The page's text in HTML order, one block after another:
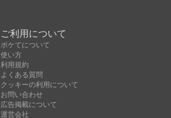
ご利用について
ボケてについて
使い方
利用規約
よくある質問
クッキーの利用について
お問い合わせ
広告掲載について
運営会社